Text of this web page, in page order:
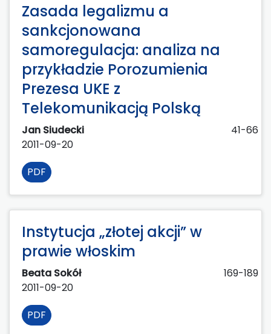
Zasada legalizmu a
sankcjonowana
samoregulacja: analiza na
przykładzie Porozumienia
Prezesa UKE z
Telekomunikacją Polską
Jan Siudecki
41-66
2011-09-20
PDF
Instytucja „złotej akcji” w
prawie włoskim
Beata Sokół
169-189
2011-09-20
PDF